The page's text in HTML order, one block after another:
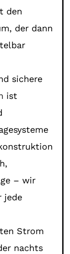
den
der dann
sichere
ist
– wir
jede
Strom
nachts